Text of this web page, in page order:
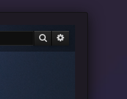
Rechercher